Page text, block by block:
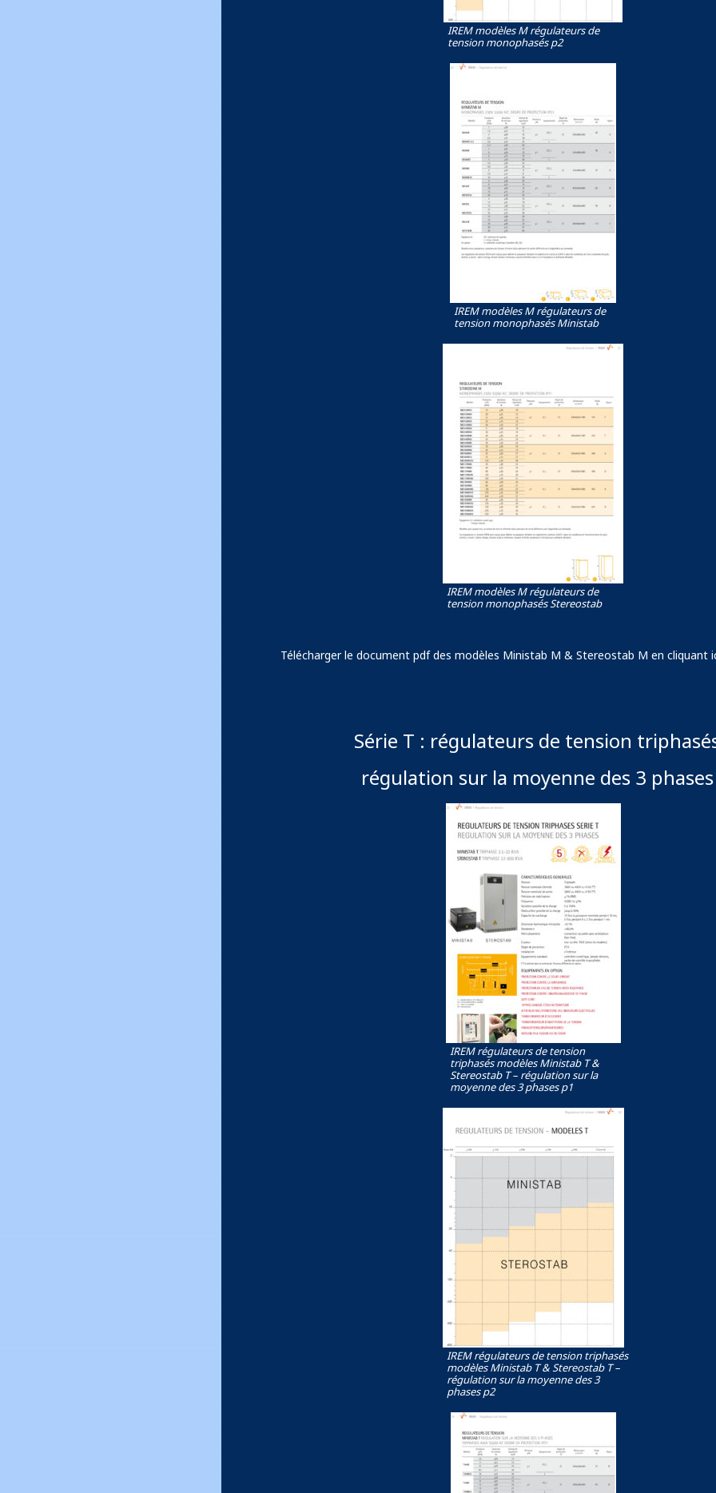
IREM modèles M régulateurs de
tension monophasés p2
IREM modèles M régulateurs de
tension monophasés Ministab
IREM modèles M régulateurs de
tension monophasés Stereostab
Télécharger le document pdf des modèles Ministab M & Stereostab M en cliquant
Série T : régulateurs de tension
régulation sur la moyenne des 3 phases
IREM régulateurs de tension
triphasés modèles Ministab T &
Stereostab T – régulation sur la
moyenne des 3 phases p1
IREM régulateurs de tension triphasés
modèles Ministab T & Stereostab T –
régulation sur la moyenne des 3
phases p2